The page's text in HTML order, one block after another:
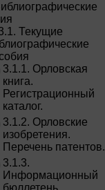
Текущие
3.1.1. Орловская
книга.
Регистрационный
каталог.
3.1.2. Орловские
изобретения.
Перечень патентов.
3.1.3.
Информационный
бюллетень